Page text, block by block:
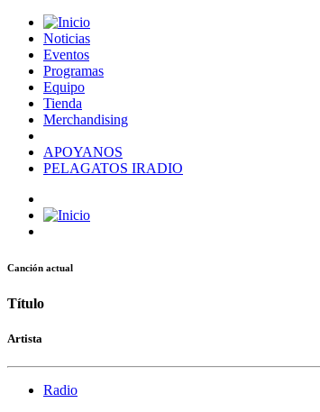
Noticias
Eventos
Programas
Equipo
Tienda
Merchandising
APOYANOS
PELAGATOS IRADIO
Canción actual
Título
Artista
Radio